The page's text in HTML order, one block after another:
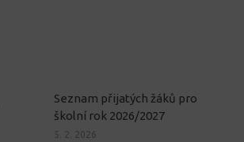
Seznam přijatých žáků pro
školní rok 2026/2027
5. 2. 2026